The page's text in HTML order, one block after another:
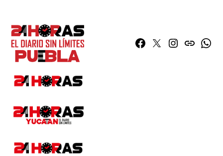
Facebook
TwitterInstagram
issuu